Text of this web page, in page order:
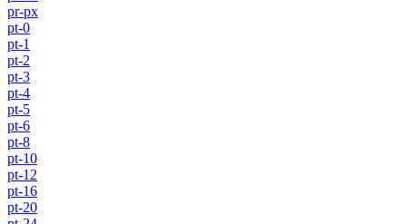
pr-px
pt-0
pt-1
pt-2
pt-3
pt-4
pt-5
pt-6
pt-8
pt-10
pt-12
pt-16
pt-20